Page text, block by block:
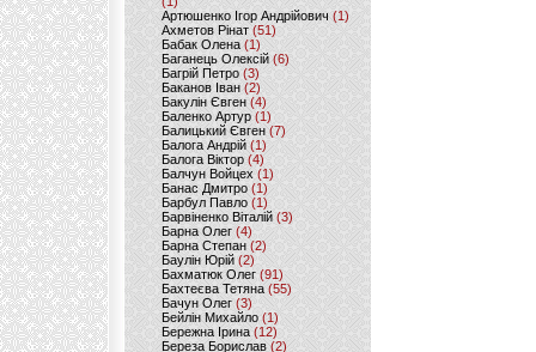
Артюшенко Ігор Андрійович(1)
Ахметов Рінат(51)
Бабак Олена(1)
Баганець Олексій(6)
Багрій Петро (3)
Баканов Іван(2)
Бакулін Євген (4)
Баленко Артур(1)
Балицький Євген(7)
Балога Андрій (1)
Балога Віктор (4)
Балчун Войцех (1)
Банас Дмитро (1)
Барбул Павло(1)
Барвіненко Віталій(3)
Барна Олег (4)
Барна Степан (2)
Баулін Юрій (2)
Бахматюк Олег (91)
Бахтеєва Тетяна(55)
Бачун Олег (3)
Бейлін Михайло (1)
Бережна Ірина(12)
Береза Борислав(2)